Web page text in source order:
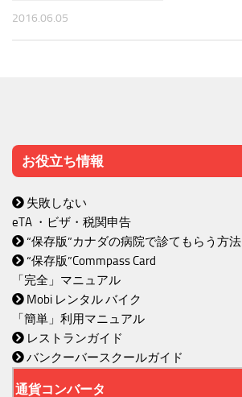
2016.06.05
お役立ち情報
失敗しない
eTA ・ビザ・税関申告
“保存版”カナダの病院で診てもらう方法
“保存版”Commpass Card
「完全」マニュアル
Mobi レンタル バイク
「簡単」利用マニュアル
レストランガイド
バンクーバースクールガイド